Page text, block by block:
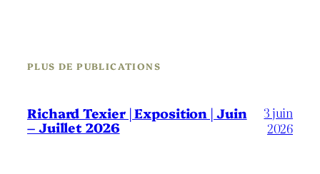
PLUS DE PUBLICATIONS
Richard Texier | Exposition | Juin
– Juillet 2026
3 juin
2026